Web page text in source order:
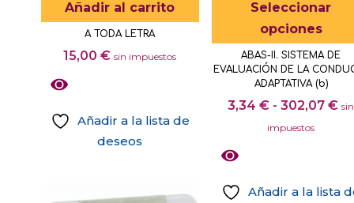
la
página
Añadir al carrito
A TODA LETRA
15,00€ sin impuestos
Añadir a la lista de
deseos
Seleccionar
opciones
ABAS-II. SISTEMA DE
EVALUACIÓN DE LA
ADAPTATIVA (b)
3,34€ - 302,07€ sin
impuestos
Añadir a la lista